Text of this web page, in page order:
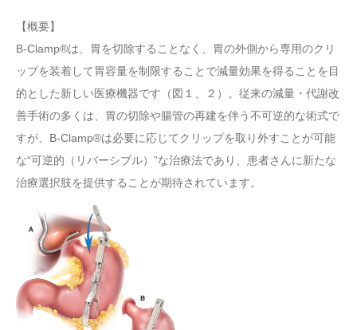
【概要】
B-Clamp®は、胃を切除することなく、胃の外側から専用のクリ
ップを装着して胃容量を制限することで減量効果を得ることを目
的とした新しい医療機器です（図１、２）。従来の減量・代謝改
善手術の多くは、胃の切除や腸管の再建を伴う不可逆的な術式で
すが、B-Clamp®は必要に応じてクリップを取り外すことが可能
な“可逆的（リバーシブル）”な治療法であり、患者さんに新たな
治療選択肢を提供することが期待されています。